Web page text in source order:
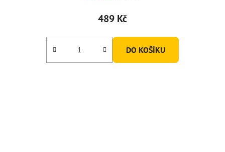
489 Kč
DO KOŠÍKU